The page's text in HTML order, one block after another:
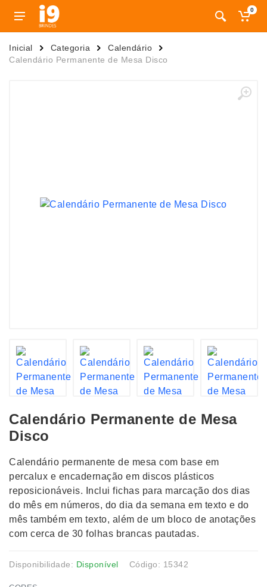
0
Inicial Categoria
Calendário
Calendário Permanente de Mesa Disco
Calendário Permanente de Mesa
Disco
Calendário permanente de mesa com base em
percalux e encadernação em discos plásticos
reposicionáveis. Inclui fichas para marcação dos dias
do mês em números, do dia da semana em texto e do
mês também em texto, além de um bloco de anotações
com cerca de 30 folhas brancas pautadas.
Disponibilidade: Disponível Código: 15342